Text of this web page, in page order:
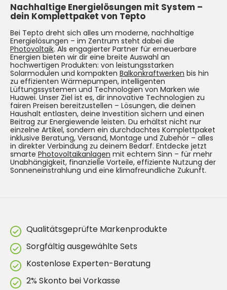
Nachhaltige Energielösungen mit System –
dein Komplettpaket von Tepto
Bei Tepto dreht sich alles um moderne, nachhaltige
Energielösungen – im Zentrum steht dabei die
Photovoltaik. Als engagierter Partner für erneuerbare
Energien bieten wir dir eine breite Auswahl an
hochwertigen Produkten: von leistungsstarken
Solarmodulen und kompakten Balkonkraftwerken bis hin
zu effizienten Wärmepumpen, intelligenten
Lüftungssystemen und Technologien von Marken wie
Huawei. Unser Ziel ist es, dir innovative Technologien zu
fairen Preisen bereitzustellen – Lösungen, die deinen
Haushalt entlasten, deine Investition sichern und einen
Beitrag zur Energiewende leisten. Du erhältst nicht nur
einzelne Artikel, sondern ein durchdachtes Komplettpaket
inklusive Beratung, Versand, Montage und Zubehör – alles
in direkter Verbindung zu deinem Bedarf. Entdecke jetzt
smarte Photovoltaikanlagen mit echtem Sinn – für mehr
Unabhängigkeit, finanzielle Vorteile, effiziente Nutzung der
Sonneneinstrahlung und eine klimafreundliche Zukunft.
Qualitätsgeprüfte Markenprodukte
Sorgfältig ausgewählte Sets
Kostenlose Experten-Beratung
2% Skonto bei Vorkasse